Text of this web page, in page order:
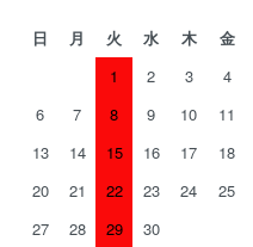
日 月 火 水 木
金
1
2 3
4
6
7 8 9 10
11
13
14 15 16 17
18
20
21 22 23 24
25
27
28 29 30